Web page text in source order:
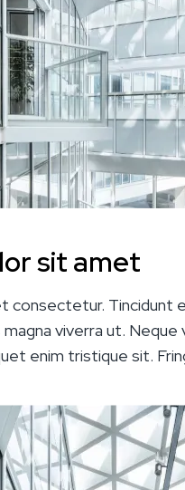
sit amet
consectetur. Tincidunt
viverra ut.
enim tristique sit.